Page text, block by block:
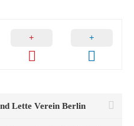
Lette Verein Berlin